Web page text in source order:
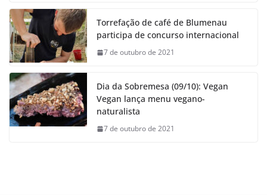
Torrefação de café de Blumenau
participa de concurso internacional
7 de outubro de 2021
Dia da Sobremesa (09/10): Vegan
Vegan lança menu vegano-
naturalista
7 de outubro de 2021